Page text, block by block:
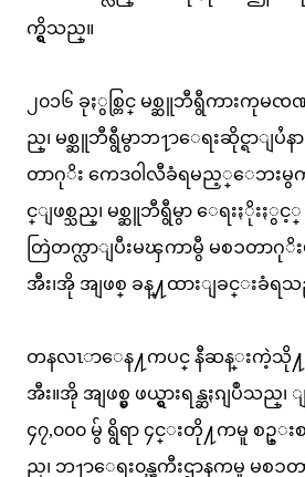
က္ရွိသည္။
၂၀၁၆ ခုႏွစ္တြင္ မစ္ဆူဘီရွီကားကုမ
ည္၊ မစ္ဆူဘီရွီမွာဘ႑ာေရးဆိုင္ရာျပႆ
တာဂုိး ကေဒ၀ါလီခံရမည့္ေဘးမွ
င္ျဖစ္သည္၊ မစ္ဆူဘီရွီမွာ ေရးႏိုး
တြဲတက္လာျပီးမၾကာမွီ မစၥတာဂုိ
အီး၊အို အျဖစ္ ခန္႔ထားျခင္းခံရ
တနလၤာေန႔ကပင္ နီဆန္းကဲ့သို႔
အီး။အို အျဖစ္မွ ဖယ္ရွားရန္ဆႏၵျပဳသည္၊ ျ
၄၇,၀၀၀ မွ် ရွိရာ ၄င္းတို႔ကမူ စဥ္းစဥ္
ည္၊ ဘ႑ာေရး၀န္ၾကီးဌာနကမူ မစၥ